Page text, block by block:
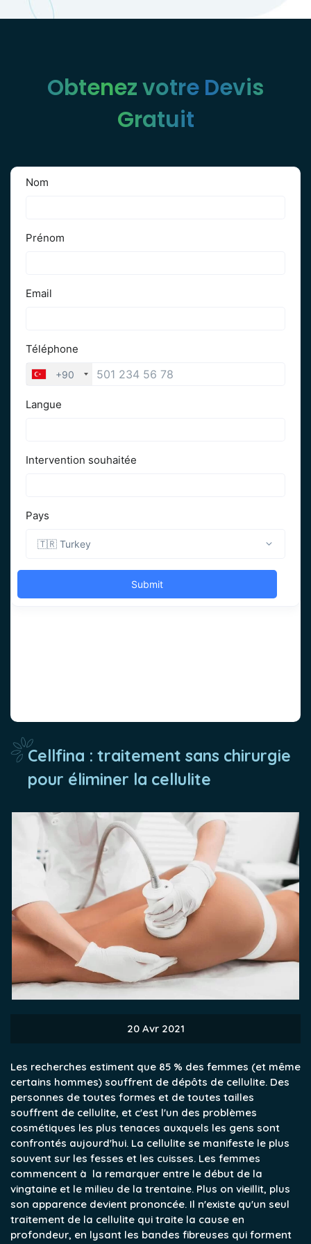
Obtenez votre Devis
Gratuit
Cellfina : traitement sans chirurgie
pour éliminer la cellulite
20 Avr 2021
Les recherches estiment que 85 % des femmes (et même
certains hommes) souffrent de dépôts de cellulite. Des
personnes de toutes formes et de toutes tailles
souffrent de cellulite, et c'est l'un des problèmes
cosmétiques les plus tenaces auxquels les gens sont
confrontés aujourd'hui. La cellulite se manifeste le plus
souvent sur les fesses et les cuisses. Les femmes
commencent à la remarquer entre le début de la
vingtaine et le milieu de la trentaine. Plus on vieillit, plus
son apparence devient prononcée. Il n'existe qu'un seul
traitement de la cellulite qui traite la cause en
profondeur, en lysant les bandes fibreuses qui forment